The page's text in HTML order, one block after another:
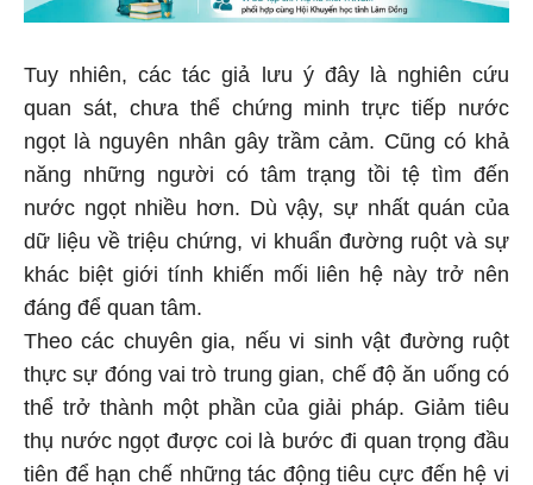
Tuy nhiên, các tác giả lưu ý đây là nghiên cứu
quan sát, chưa thể chứng minh trực tiếp nước
ngọt là nguyên nhân gây trầm cảm. Cũng có khả
năng những người có tâm trạng tồi tệ tìm đến
nước ngọt nhiều hơn. Dù vậy, sự nhất quán của
dữ liệu về triệu chứng, vi khuẩn đường ruột và sự
khác biệt giới tính khiến mối liên hệ này trở nên
đáng để quan tâm.
Theo các chuyên gia, nếu vi sinh vật đường ruột
thực sự đóng vai trò trung gian, chế độ ăn uống có
thể trở thành một phần của giải pháp. Giảm tiêu
thụ nước ngọt được coi là bước đi quan trọng đầu
tiên để hạn chế những tác động tiêu cực đến hệ vi